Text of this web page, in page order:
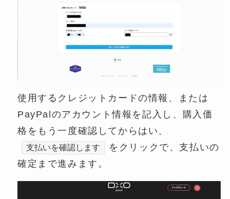
使用するクレジットカードの情報、または
PayPalのアカウント情報を記入し、購入価
格をもう一度確認してからはい、
支払いを確認します
をクリックで、支払いの
確定まで進みます。